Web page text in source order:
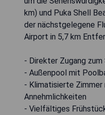
km) und Puka Shell
der nächstgelegene
Airport in 5,7 km
- Direkter Zugang zum
- Außenpool mit
- Klimatisierte Zimmer
Annehmlichkeiten
- Vielfältiges